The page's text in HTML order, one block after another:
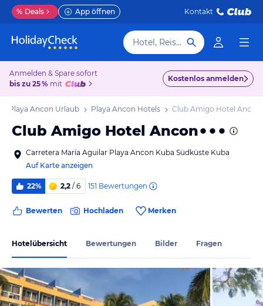
% Deals App öffnen Kontakt
Hotel, Reiseziel
Anmelden & Spare sofort
bis zu 25 % mit
Kostenlos anmelden
Playa Ancon Urlaub Playa Ancon Hotels Club Amigo Hotel Ancon
Club Amigo Hotel Ancon
Carretera María Aguilar Playa Ancon Kuba Südküste Kuba
Auf Karte anzeigen
22% 2,2 / 6 151 Bewertungen
Bewerten Hochladen Merken
Hotelübersicht Bewertungen Bilder Fragen